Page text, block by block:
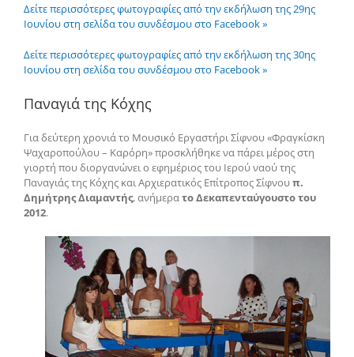
Δείτε περισσότερες φωτογραφίες από την εκδήλωση της 29ης
Ιουνίου στη σελίδα του συνδέσμου στο Facebook »
Δείτε περισσότερες φωτογραφίες από την εκδήλωση της 30ης
Ιουνίου στη σελίδα του συνδέσμου στο Facebook »
Παναγιά της Κόχης
Για δεύτερη χρονιά το Μουσικό Εργαστήρι Σίφνου «Φραγκίσκη
Ψαχαροπούλου – Καρόρη» προσκλήθηκε να πάρει μέρος στη
γιορτή που διοργανώνει ο εφημέριος του Ιερού ναού της
Παναγιάς της Κόχης και Αρχιερατικός Επίτροπος Σίφνουπ.
Δημήτρης Διαμαντής, ανήμερα το Δεκαπενταύγουστο του
2012.